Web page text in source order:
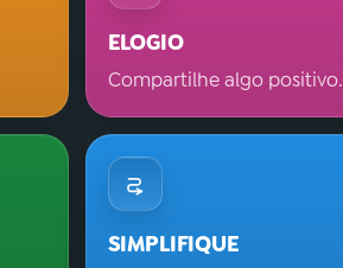
ELOGIO
Compartilhe algo positivo.
SIMPLIFIQUE